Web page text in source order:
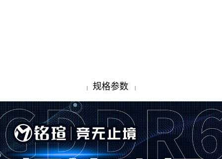
| 规格参数 |